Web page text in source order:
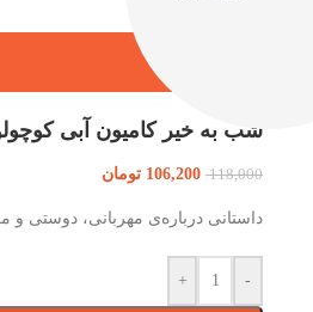
شب به خیر کامیون آبی
118,000
106,200 تومان
داستانی درباره‌ی مهربانی، دوستی و
-
+